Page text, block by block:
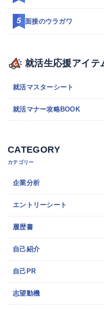
面接のウラガワ
就活生応援アイテ
就活マスターシート
就活マナー攻略BOOK
CATEGORY
カテゴリー
企業分析
エントリーシート
履歴書
自己紹介
自己PR
志望動機